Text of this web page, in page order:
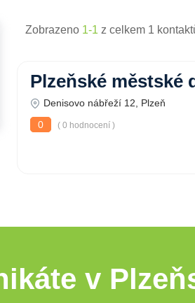
Zobrazeno 1-1 z celkem 1
Plzeňské městské
Denisovo nábřeží 12, Plzeň
0
( 0 hodnocení )
v